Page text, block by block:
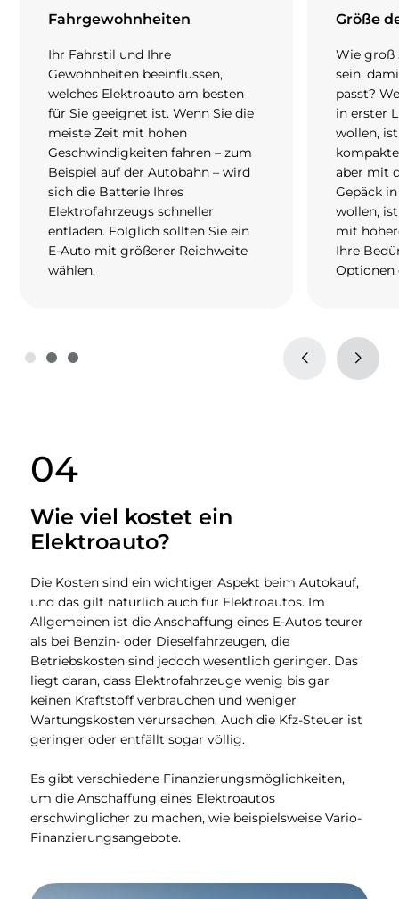
Fahrgewohnheiten
Ihr Fahrstil und Ihre
Gewohnheiten beeinflussen,
welches Elektroauto am besten
für Sie geeignet ist. Wenn Sie die
meiste Zeit mit hohen
Geschwindigkeiten fahren – zum
Beispiel auf der Autobahn – wird
sich die Batterie Ihres
Elektrofahrzeugs schneller
entladen. Folglich sollten Sie ein
E-Auto mit größerer Reichweite
wählen.
Größe
Wie groß
sein,
passt?
in erster
wollen,
aber mit
Gepäck
wollen,
mit
Ihre
Optionen
04
Wie viel kostet ein
Elektroauto?
Die Kosten sind ein wichtiger Aspekt beim Autokauf,
und das gilt natürlich auch für Elektroautos. Im
Allgemeinen ist die Anschaffung eines E-Autos teurer
als bei Benzin- oder Dieselfahrzeugen, die
Betriebskosten sind jedoch wesentlich geringer. Das
liegt daran, dass Elektrofahrzeuge wenig bis gar
keinen Kraftstoff verbrauchen und weniger
Wartungskosten verursachen. Auch die Kfz-Steuer ist
geringer oder entfällt sogar völlig.
Es gibt verschiedene Finanzierungsmöglichkeiten,
um die Anschaffung eines Elektroautos
erschwinglicher zu machen, wie beispielsweise Vario-
Finanzierungsangebote.